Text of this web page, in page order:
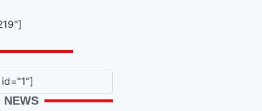
NEWS